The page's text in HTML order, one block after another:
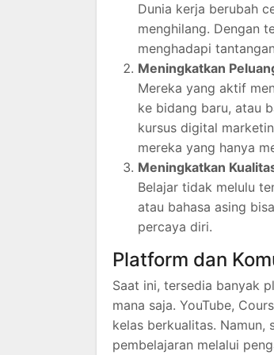
Dunia kerja berubah
menghilang. Dengan
menghadapi
Meningkatkan
Mereka yang aktif
ke bidang baru, atau
kursus digital
mereka yang hanya
Meningkatkan
Belajar tidak melulu
atau bahasa asing
percaya diri.
Platform dan
Saat ini, tersedia banyak
mana saja. YouTube,
kelas berkualitas. Namun,
pembelajaran melalui